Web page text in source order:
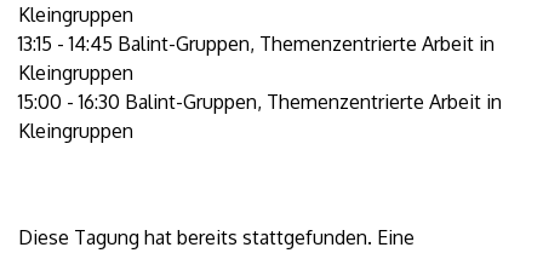
Kleingruppen
13:15 - 14:45 Balint-Gruppen, Themenzentrierte Arbeit in
Kleingruppen
15:00 - 16:30 Balint-Gruppen, Themenzentrierte Arbeit in
Kleingruppen
Diese Tagung hat bereits stattgefunden. Eine